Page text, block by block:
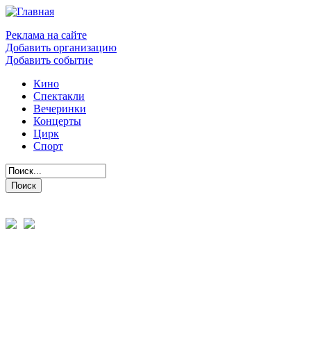
Реклама на сайте
Добавить организацию
Добавить событие
Кино
Спектакли
Вечеринки
Концерты
Цирк
Спорт